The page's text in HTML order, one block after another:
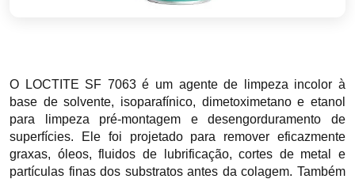
O LOCTITE SF 7063 é um agente de limpeza incolor à
base de solvente, isoparafínico, dimetoximetano e etanol
para limpeza pré-montagem e desengorduramento de
superfícies. Ele foi projetado para remover eficazmente
graxas, óleos, fluidos de lubrificação, cortes de metal e
partículas finas dos substratos antes da colagem. Também